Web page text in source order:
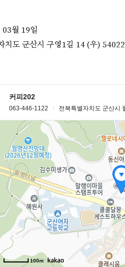
월 19일
치도 군산시 구영1길 14 (우) 54022